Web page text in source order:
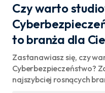
Czy warto
to branża dla
Zastanawiasz się, czy
Cyberbezpieczeństwo?
najszybciej rosnących